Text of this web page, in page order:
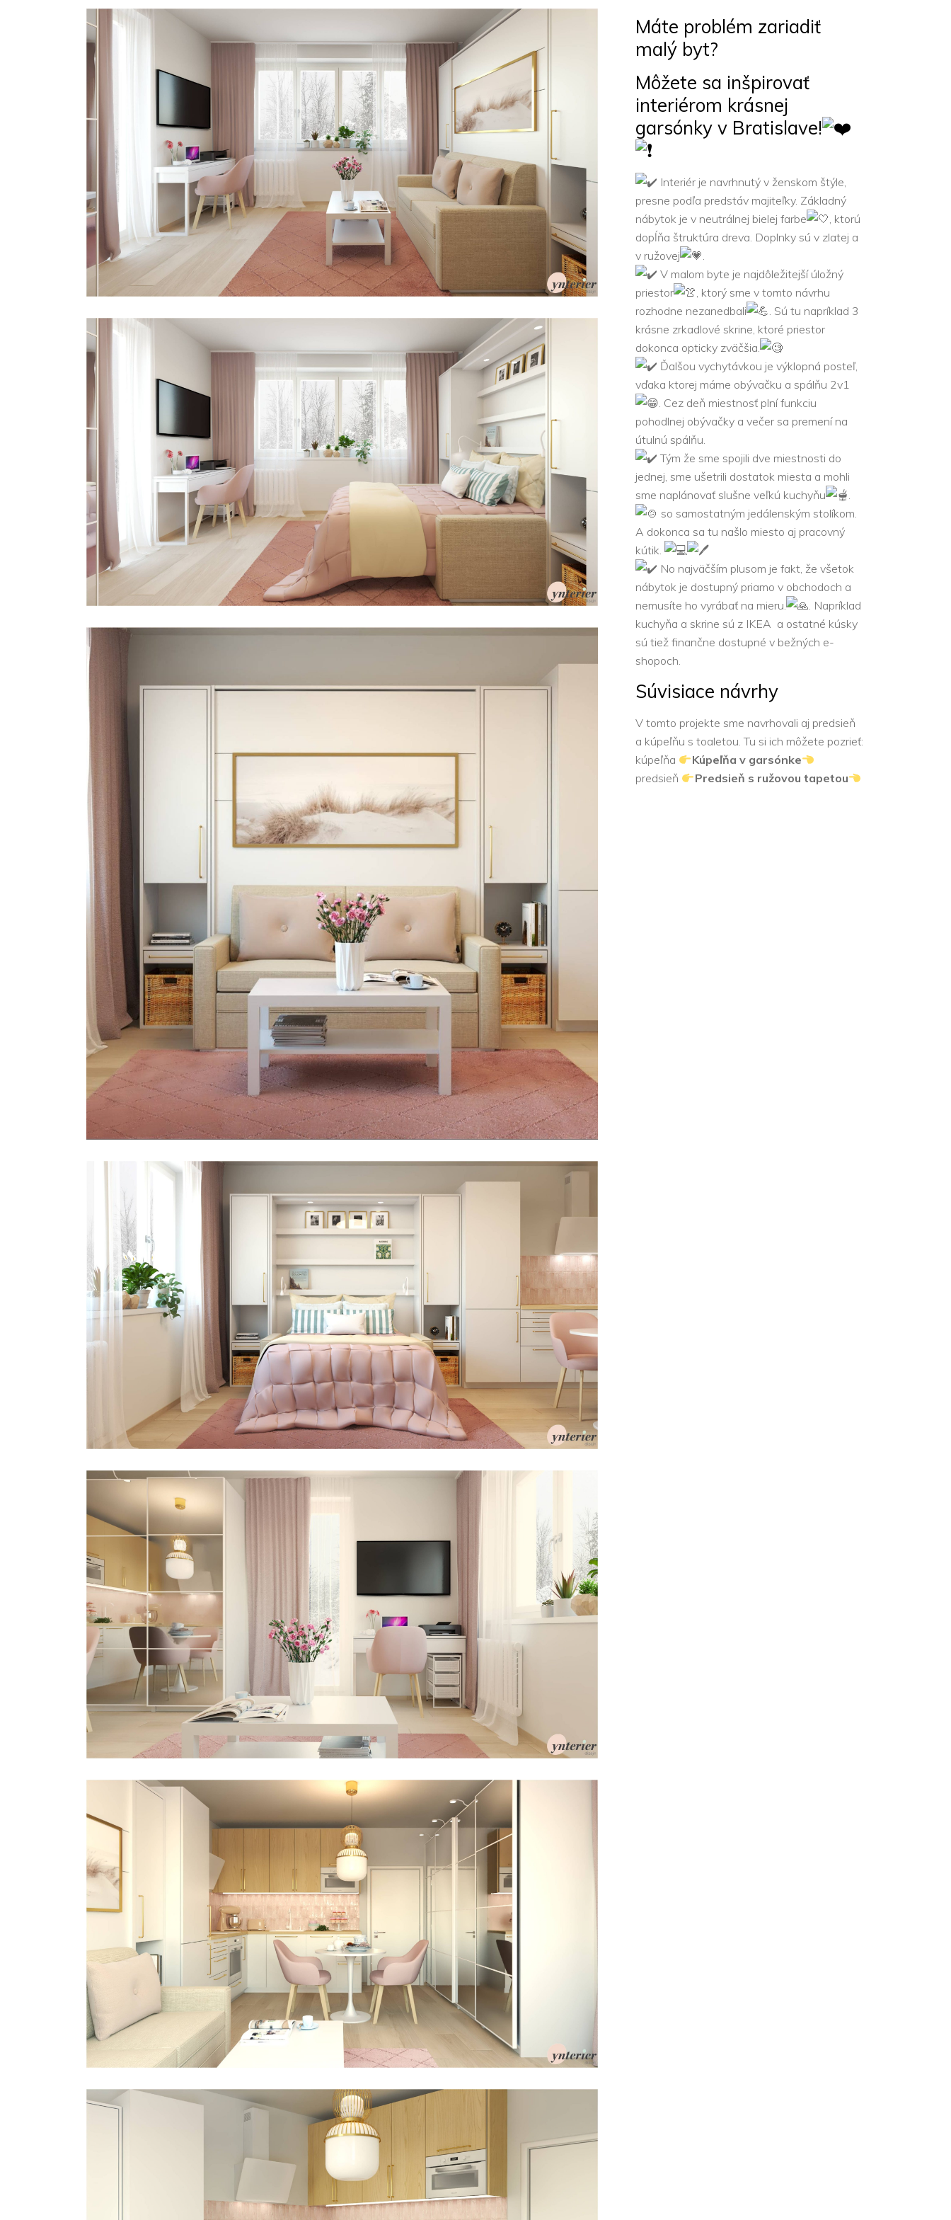
Máte problém zariadiť
malý byt?
Môžete sa inšpirovať
interiérom krásnej
garsónky v Bratislave!
Interiér je navrhnutý v ženskom štýle,
presne podľa predstáv majiteľky. Základný
nábytok je v neutrálnej bielej farbe
, ktorú
dopĺňa štruktúra dreva. Doplnky sú v zlatej a
v ružovej
.
V malom byte je najdôležitejší úložný
priestor
, ktorý sme v tomto návrhu
rozhodne nezanedbali
. Sú tu napríklad 3
krásne zrkadlové skrine, ktoré priestor
dokonca opticky zväčšia.
Ďalšou vychytávkou je výklopná posteľ,
vďaka ktorej máme obývačku a spálňu 2v1
. Cez deň miestnosť plní funkciu
pohodlnej obývačky a večer sa premení na
útulnú spálňu.
Tým že sme spojili dve miestnosti do
jednej, sme ušetrili dostatok miesta a mohli
sme naplánovať slušne veľkú kuchyňu
.
so samostatným jedálenským stolíkom.
A dokonca sa tu našlo miesto aj pracovný
kútik.
No najväčším plusom je fakt, že všetok
nábytok je dostupný priamo v obchodoch a
nemusíte ho vyrábať na mieru.
. Napríklad
kuchyňa a skrine sú z IKEA a ostatné kúsky
sú tiež finančne dostupné v bežných e-
shopoch.
Súvisiace návrhy
V tomto projekte sme navrhovali aj predsieň
a kúpeľňu s toaletou. Tu si ich môžete pozrieť:
kúpeľňa
Kúpeľňa v garsónke
predsieň
Predsieň s ružovou tapetou